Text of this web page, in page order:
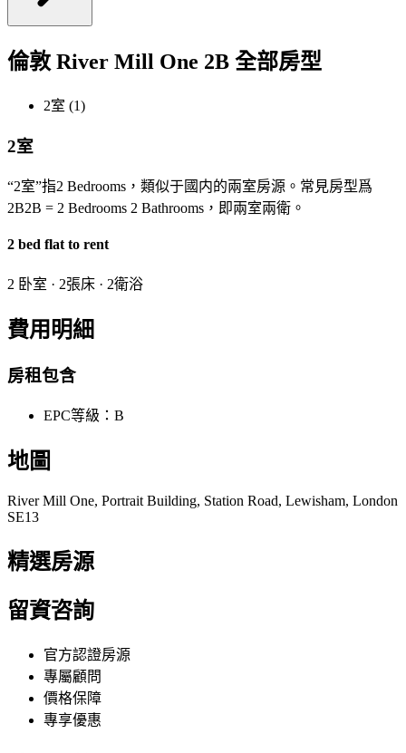
倫敦 River Mill One 2B 全部房型
2室 (1)
2室
“2室”指2 Bedrooms，類似于國内的兩室房源。常見房型爲
2B2B = 2 Bedrooms 2 Bathrooms，即兩室兩衛。
2 bed flat to rent
2 卧室 · 2張床 · 2衛浴
費用明細
房租包含
EPC等級：B
地圖
River Mill One, Portrait Building, Station Road, Lewisham, London
SE13
精選房源
留資咨詢
官方認證房源
專屬顧問
價格保障
專享優惠